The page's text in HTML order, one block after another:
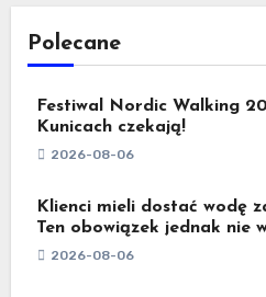
Polecane
Festiwal Nordic Walking
Kunicach czekają!
2026-08-06
Klienci mieli dostać wodę
Ten obowiązek jednak nie
2026-08-06